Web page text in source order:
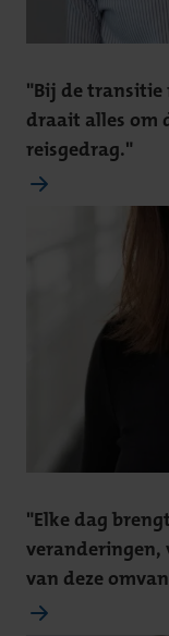
"Bij de
draait alles om
reisgedrag."
"Elke dag
veranderingen,
van deze